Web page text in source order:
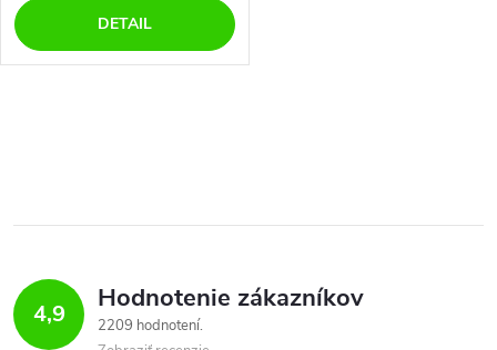
DETAIL
l
d 4,9 Hodnotenie zákazníkov
2209 hodnotení